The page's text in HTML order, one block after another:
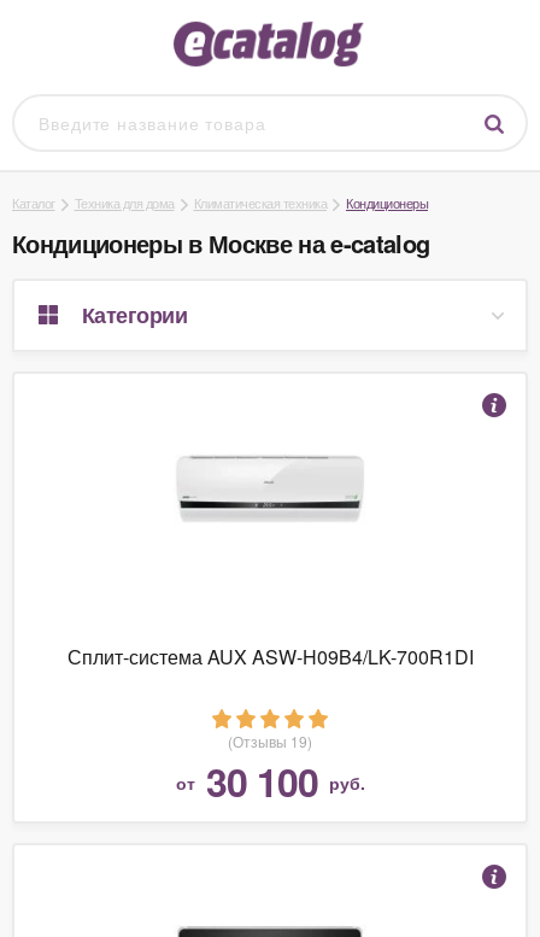
Каталог Техника для дома Климатическая техника Кондиционеры
Кондиционеры в Москве на e-catalog
Категории
Сплит-система AUX ASW-H09B4/LK-700R1DI
(Отзывы 19)
от 30 100 руб.